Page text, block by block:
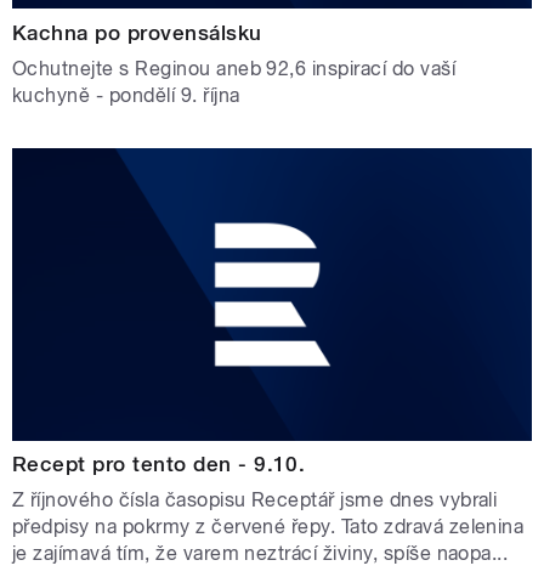
Kachna po provensálsku
Ochutnejte s Reginou aneb 92,6 inspirací do vaší
kuchyně - pondělí 9. října
Recept pro tento den - 9.10.
Z říjnového čísla časopisu Receptář jsme dnes vybrali
předpisy na pokrmy z červené řepy. Tato zdravá zelenina
je zajímavá tím, že varem neztrácí živiny, spíše naopa...